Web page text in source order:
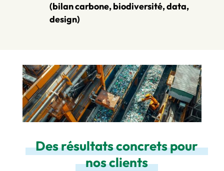
(bilan carbone, biodiversité, data,
design)
Des résultats concrets pour
nos clients